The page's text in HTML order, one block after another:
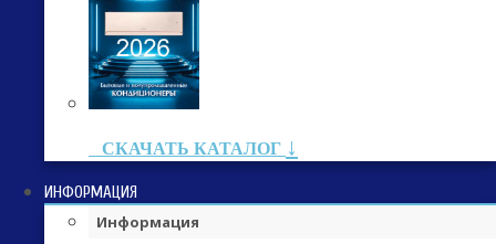
СКАЧАТЬ КАТАЛОГ ↓
ИНФОРМАЦИЯ
Информация